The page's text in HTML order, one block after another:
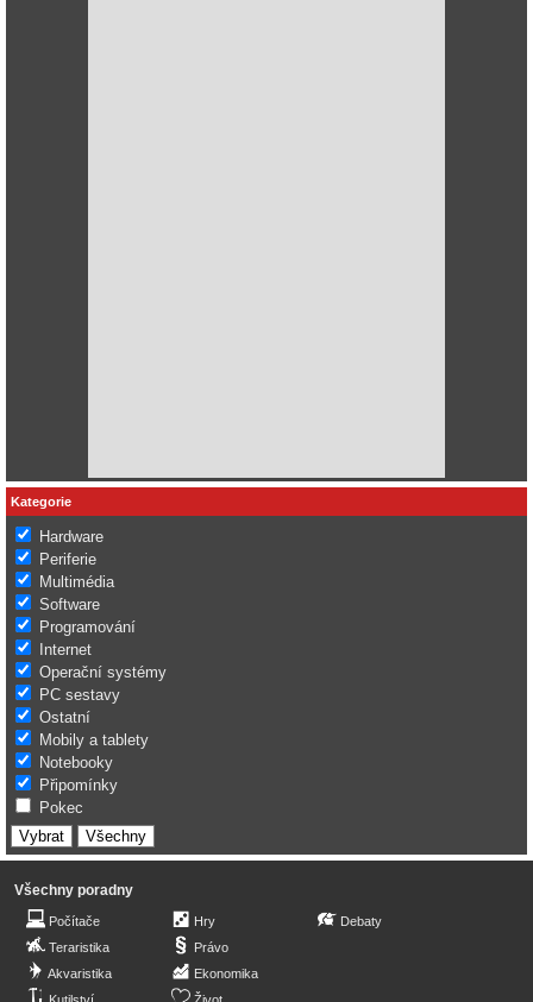
Kategorie
Hardware
Periferie
Multimédia
Software
Programování
Internet
Operační systémy
PC sestavy
Ostatní
Mobily a tablety
Notebooky
Připomínky
Pokec
Všechny poradny
Počítače
Teraristika
Akvaristika
Hry
Právo
Ekonomika
Debaty